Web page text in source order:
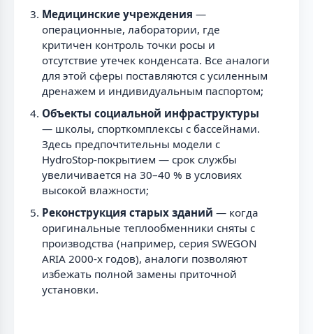
Медицинские учреждения —
операционные, лаборатории, где
критичен контроль точки росы и
отсутствие утечек конденсата. Все аналоги
для этой сферы поставляются с усиленным
дренажем и индивидуальным паспортом;
Объекты социальной инфраструктуры
— школы, спорткомплексы с бассейнами.
Здесь предпочтительны модели с
HydroStop-покрытием — срок службы
увеличивается на 30–40 % в условиях
высокой влажности;
Реконструкция старых зданий — когда
оригинальные теплообменники сняты с
производства (например, серия SWEGON
ARIA 2000-х годов), аналоги позволяют
избежать полной замены приточной
установки.